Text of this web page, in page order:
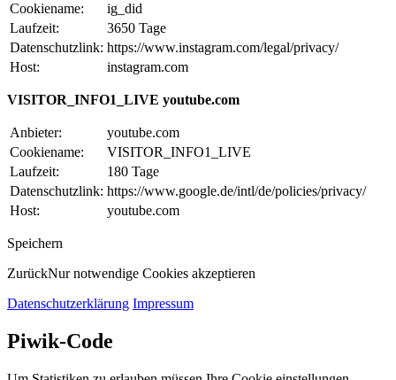
Cookiename:
ig_did
Laufzeit:
3650 Tage
Datenschutzlink: https://www.instagram.com/legal/privacy/
Host:
instagram.com
VISITOR_INFO1_LIVE youtube.com
Anbieter:
youtube.com
Cookiename:
VISITOR_INFO1_LIVE
Laufzeit:
180 Tage
Datenschutzlink: https://www.google.de/intl/de/policies/privacy/
Host:
youtube.com
Speichern
ZurückNur notwendige Cookies akzeptieren
Datenschutzerklärung Impressum
Piwik-Code